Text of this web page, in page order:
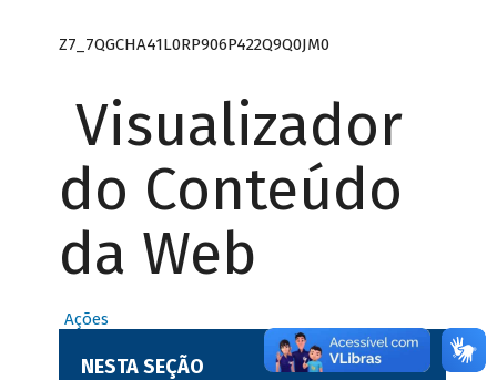
Z7_7QGCHA41L0RP906P422Q9Q0JM0
Visualizador
do Conteúdo
da Web
Ações
NESTA SEÇÃO